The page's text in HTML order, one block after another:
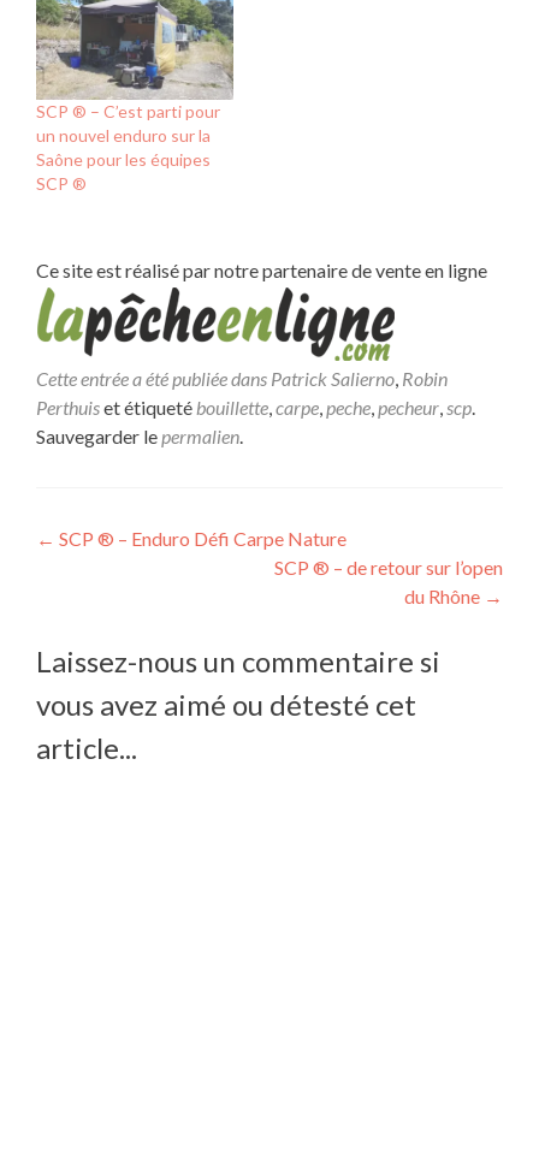
SCP ® – C’est parti pour
un nouvel enduro sur la
Saône pour les équipes
SCP ®
Ce site est réalisé par notre partenaire de vente en ligne
Cette entrée a été publiée dans Patrick Salierno, Robin
Perthuiset étiqueté bouillette,carpe,peche,pecheur,scp.
Sauvegarder lepermalien.
Navigation
← SCP ® – Enduro Défi Carpe Nature
SCP ® – de retour sur l’open
du Rhône →
Laissez-nous un commentaire si
vous avez aimé ou détesté cet
article...